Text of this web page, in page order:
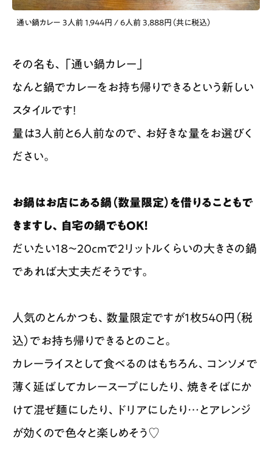
通い鍋カレー 3人前 1,944円 / 6人前 3,888円（共に税込）
その名も、「通い鍋カレー」
なんと鍋でカレーをお持ち帰りできるという新しい
スタイルです！
量は3人前と6人前なので、お好きな量をお選びく
ださい。
お鍋はお店にある鍋（数量限定）を借りることもで
きますし、自宅の鍋でもOK！
だいたい18〜20cmで2リットルくらいの大きさの鍋
であれば大丈夫だそうです。
人気のとんかつも、数量限定ですが1枚540円（税
込）でお持ち帰りできるとのこと。
カレーライスとして食べるのはもちろん、コンソメで
薄く延ばしてカレースープにしたり、焼きそばにか
けて混ぜ麺にしたり、ドリアにしたり…とアレンジ
が効くので色々と楽しめそう♡